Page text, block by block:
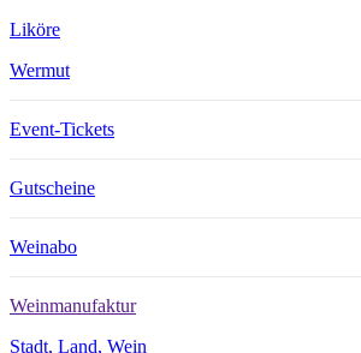
Liköre
Wermut
Event-Tickets
Gutscheine
Weinabo
Weinmanufaktur
Stadt, Land, Wein